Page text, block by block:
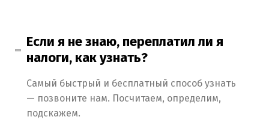
Если я не знаю, переплатил ли я
налоги, как узнать?
Самый быстрый и бесплатный способ узнать
— позвоните нам. Посчитаем, определим,
подскажем.